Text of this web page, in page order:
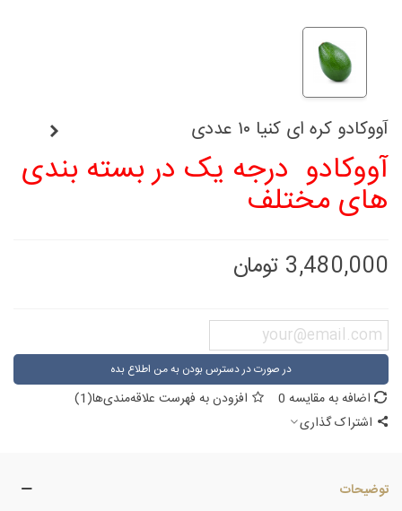
آووکادو کره ای کنیا ۱۰ عددی
آووکادو درجه یک در بسته بندی
های مختلف
3,480,000 تومان
در صورت در دسترس بودن به من اطلاع بده
اضافه به مقایسه 0 افزودن به فهرست علاقه‌مندی‌ها(
1
)
اشتراک گذاری
توضیحات